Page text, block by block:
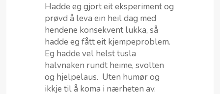
Hadde eg gjort eit eksperiment og
prøvd å leva ein heil dag med
hendene konsekvent lukka, så
hadde eg fått eit kjempeproblem.
Eg hadde vel helst tusla
halvnaken rundt heime, svolten
og hjelpelaus. Uten humør og
ikkje til å koma i nærheten av.